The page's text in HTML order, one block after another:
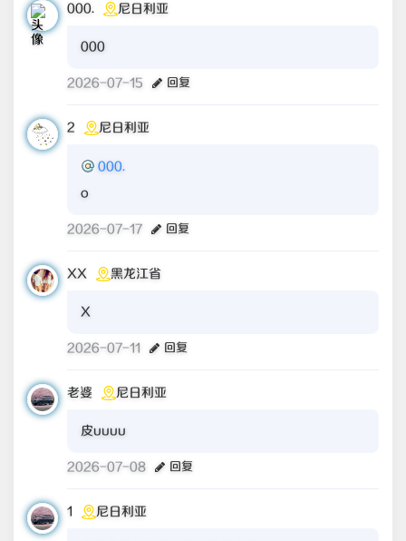
000. 尼日利亚
000
2026-07-15 回复
2 尼日利亚
000.
o
2026-07-17 回复
XX 黑龙江省
X
2026-07-11 回复
老婆 尼日利亚
皮uuuu
2026-07-08 回复
1 尼日利亚